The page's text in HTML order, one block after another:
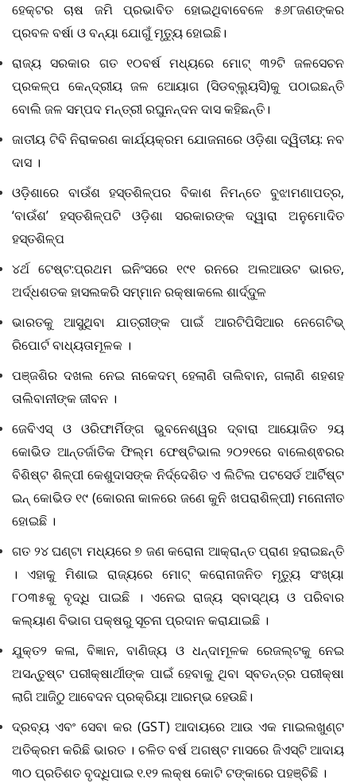
ହେକ୍ଟର ଚାଷ ଜମି ପ୍ରଭାବିତ ହୋଇଥିବାବେଳେ ୫୬୮ଜଣଙ୍କର
ପ୍ରବଳ ବର୍ଷା ଓ ବନ୍ୟା ଯୋଗୁଁ ମୃତ୍ୟୁ ହୋଇଛି।
ରାଜ୍ୟ ସରକାର ଗତ ୧୦ବର୍ଷ ମଧ୍ୟରେ ମୋଟ୍ ୩୨ଟି ଜଳସେଚନ
ପ୍ରକଳ୍ପ କେନ୍ଦ୍ରୀୟ ଜଳ ଆ‌େୟାଗ (ସିଡବ୍ଲ୍ୟୁସି)କୁ ପଠାଇଛନ୍ତି
ବୋଲି ଜଳ ସମ୍ପଦ ମନ୍ତ୍ରୀ ରଘୁନନ୍ଦନ ଦାସ କହିଛନ୍ତି।
ଜାତୀୟ ଟିବି ନିରାକରଣ କାର୍ଯ୍ୟକ୍ରମ ଯୋଜନାରେ ଓଡ଼ିଶା ଦ୍ୱିତୀୟ: ନବ
ଦାସ ।
ଓଡ଼ିଶାରେ ବାଉଁଶ ହସ୍ତଶିଳ୍ପର ବିକାଶ ନିମନ୍ତେ ବୁଝାମଣାପତ୍ର,
‘ବାଉଁଶ’ ହସ୍ତଶିଳ୍ପଟି ଓଡ଼ିଶା ସରକାରଙ୍କ ଦ୍ୱାରା ଅନୁମୋଦିତ
ହସ୍ତଶିଳ୍ପ
୪ର୍ଥ ଟେଷ୍ଟ:ପ୍ରଥମ ଇନିଂସରେ ୧୯୧ ରନରେ ଅଲଆଉଟ ଭାରତ,
ଅର୍ଦ୍ଧଶତକ ହାସଲକରି ସମ୍ମାନ ରକ୍ଷାକଲେ ଶାର୍ଦ୍ଦୁଳ
ଭାରତକୁ ଆସୁଥିବା ଯାତ୍ରୀଙ୍କ ପାଇଁ ଆରଟିପିସିଆରନେଗେଟିଭ୍
ରିପୋର୍ଟ ବାଧ୍ୟତାମୂଳକ ।
ପଞ୍ଜଶିର ଦଖଲ ନେଇ ନାକେଦମ୍‌ ହେଲାଣି ତାଲିବାନ, ଗଲାଣି ଶହଶହ
ତାଲିବାନୀଙ୍କ ଜୀବନ ।
ଜେବିଏସ୍ ଓ ଓରିଫାର୍ମିଙ୍ଗ ଭୁବନେଶ୍ୱର ଦ୍ବାରା ଆୟୋଜିତ ୨ୟ
କୋଭିଡ ଆନ୍ତର୍ଜାତିକ ଫିଲ୍ମ ଫେଷ୍ଟିଭାଲ ୨୦୨୧ରେ ବାଲେଶ୍ଵରର
ବିଶିଷ୍ଟ ଶିଳ୍ପୀ କେଶୁଦାସଙ୍କ ନିର୍ଦ୍ଦେଶିତ ଏ ଲିଟିଲ ପଟସେର୍ଡ ଆର୍ଟିଷ୍ଟ
ଇନ୍ କୋଭିଡ ୧୯ (କୋରନା କାଳରେ ଜଣେ କୁନି ଖପରାଶିଳ୍ପୀ) ମନୋନୀତ
ହୋଇଛି ।
ଗତ ୨୪ ଘଣ୍ଟା ମଧ୍ୟରେ ୭ ଜଣ କରୋନା ଆକ୍ରାନ୍ତ ପ୍ରାଣ ହରାଇଛନ୍ତି
। ଏହାକୁ ମିଶାଇ ରାଜ୍ୟରେ ମୋଟ୍ କରୋନାଜନିତ ମୃତ୍ୟୁ ସଂଖ୍ୟା
୮୦୩୫କୁ ବୃଦ୍ଧି ପାଇଛି । ଏନେଇ ରାଜ୍ୟ ସ୍ବାସ୍ଥ୍ୟ ଓ ପରିବାର
କଲ୍ୟାଣ ବିଭାଗ ପକ୍ଷରୁ ସୂଚନା ପ୍ରଦାନ କରାଯାଇଛି ।
ଯୁକ୍ତ୨ କଳା, ବିଜ୍ଞାନ, ବାଣିଜ୍ୟ ଓ ଧନ୍ଦାମୂଳକ ରେଜଲ୍ଟକୁ ନେଇ
ଅସନ୍ତୁଷ୍ଟ ପରୀକ୍ଷାର୍ଥୀଙ୍କ ପାଇଁ ହେବାକୁ ଥିବା ସ୍ବତନ୍ତ୍ର ପରୀକ୍ଷା
ଲାଗି ଆଜିଠୁ ଆବେଦନ ପ୍ରକ୍ରିୟା ଆରମ୍ଭ ହେଉଛି।
ଦ୍ରବ୍ୟ ଏବଂ ସେବା କର (GST) ଆଦାୟରେ ଆଉ ଏକ ମାଇଲଖୁଣ୍ଟ
ଅତିକ୍ରମ କରିଛି ଭାରତ । ଚଳିତ ବର୍ଷ ଅଗଷ୍ଟ ମାସରେ ଜିଏସ୍‌ଟି ଆଦାୟ
୩୦ ପ୍ରତିଶତ ବୃଦ୍ଧିପାଇ ୧.୧୨ ଲକ୍ଷ କୋଟି ଟଙ୍କାରେ ପହଞ୍ଚିଛି ।